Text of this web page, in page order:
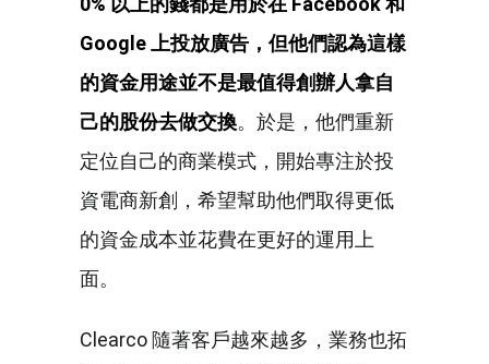
Google
上投放廣告，但他們認為這樣
的資金用途並不是最值得創辦人拿自
己的股份去做交換。於是，他們重新
定位自己的商業模式，開始專注於投
資電商新創，希望幫助他們取得更低
的資金成本並花費在更好的運用上
面。
Clearco 隨著客戶越來越多，業務也拓